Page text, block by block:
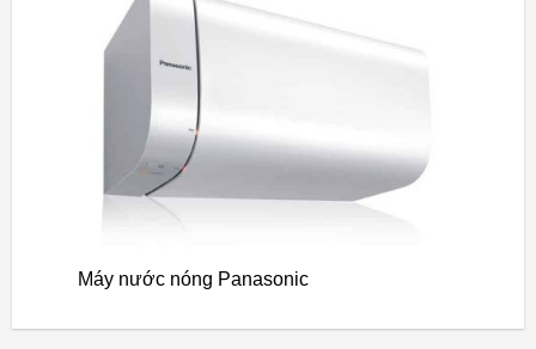
Máy nước nóng Panasonic